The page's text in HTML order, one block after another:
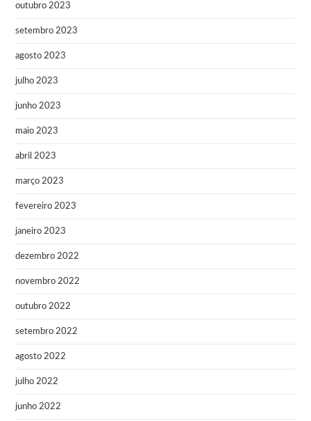
outubro 2023
setembro 2023
agosto 2023
julho 2023
junho 2023
maio 2023
abril 2023
março 2023
fevereiro 2023
janeiro 2023
dezembro 2022
novembro 2022
outubro 2022
setembro 2022
agosto 2022
julho 2022
junho 2022